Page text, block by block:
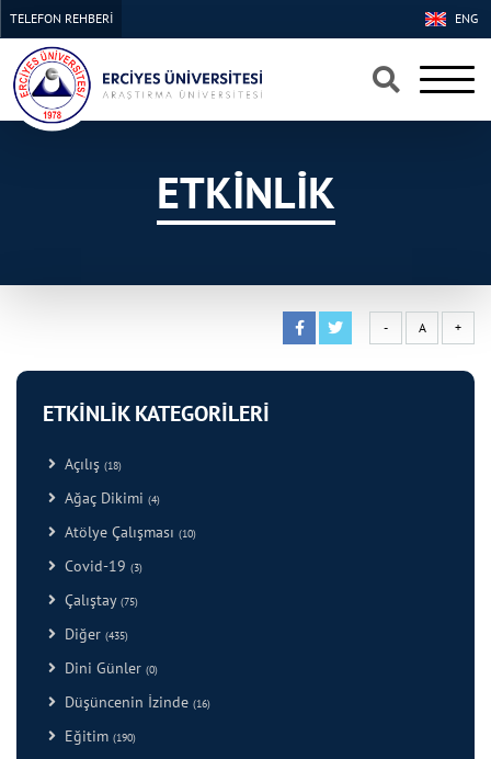
×
×
ENG
TELEFON REHBERİ
ETKİNLİK
- A +
ETKİNLİK KATEGORİLERİ
Açılış (18)
Ağaç Dikimi (4)
Atölye Çalışması (10)
Covid-19 (3)
Çalıştay (75)
Diğer (435)
Dini Günler (0)
Düşüncenin İzinde (16)
Eğitim (190)